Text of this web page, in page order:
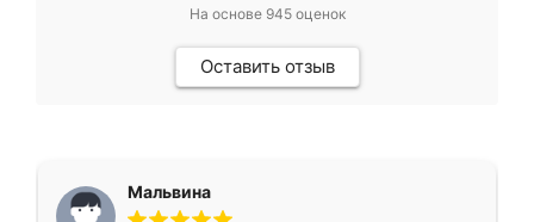
На основе 945оценок
Оставить отзыв
Мальвина